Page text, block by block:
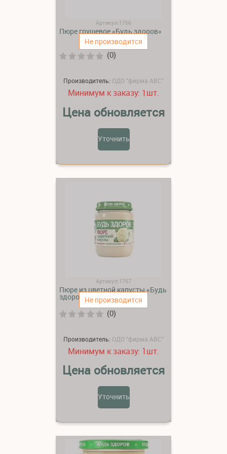
Не производится
Артикул:1766
Пюре грушевое «Будь здоров»
(0)
Производитель: ОДО "фирма АВС"
Минимум к заказу: 1шт.
Цена обновляется
Уточнить
Не производится
Артикул:1767
Пюре из цветной капусты «Будь
здоров»
(0)
Производитель: ОДО "фирма АВС"
Минимум к заказу: 1шт.
Цена обновляется
Уточнить